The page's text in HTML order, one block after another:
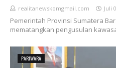
realitanewskomgmail.com Juli
Pemerintah Provinsi Sumatera
mematangkan pengusulan
PARIWARA